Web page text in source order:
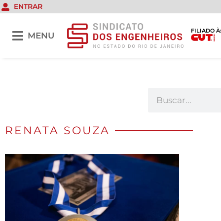
ENTRAR
MENU
FILIADO À:
RENATA SOUZA